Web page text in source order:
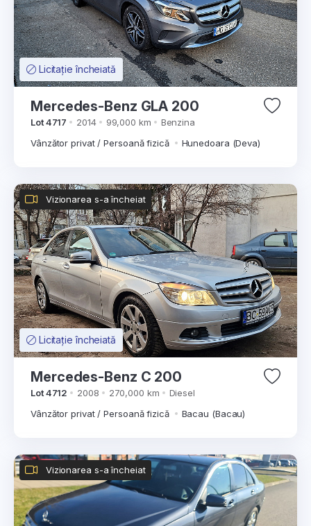
Licitație încheiată
Mercedes-Benz GLA 200
Lot 4717 2014 99,000 km
Benzina
Vânzător privat / Persoană fizică
Hunedoara (Deva)
Licitație încheiată
Vizionarea s-a încheiat
Mercedes-Benz C 200
Lot 4712 2008 270,000 km
Diesel
Vânzător privat / Persoană fizică
Bacau (Bacau)
Vizionarea s-a încheiat